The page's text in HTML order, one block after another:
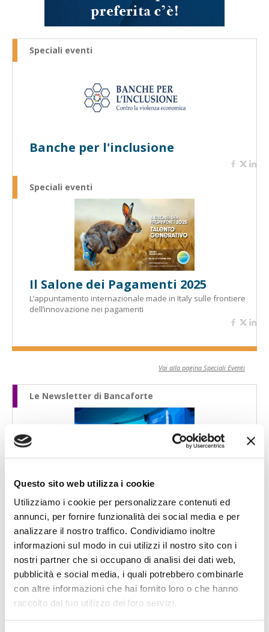
Questo sito web utilizza i cookie
Utilizziamo i cookie per personalizzare contenuti ed
annunci, per fornire funzionalità dei social media e per
analizzare il nostro traffico. Condividiamo inoltre
informazioni sul modo in cui utilizzi il nostro sito con i
nostri partner che si occupano di analisi dei dati web,
pubblicità e social media, i quali potrebbero combinarle
con altre informazioni che hai fornito loro o che hanno
raccolto dal tuo utilizzo dei loro servizi.
Speciali eventi
Banche per l'inclusione
Speciali eventi
Il Salone dei Pagamenti 2025
L’appuntamento internazionale made in Italy sulle frontiere
dell’innovazione nei pagamenti
Vai alla pagina Speciali Eventi
Le Newsletter di Bancaforte
(ABI): "Per le banche, e per l'Europa,
è il tempo di un nuovo impegno
strategico"
e poi: andamento del credito alle imprese secondo i dati CRIF;
Popescu (SAS) e l'integrazione tra AI e...